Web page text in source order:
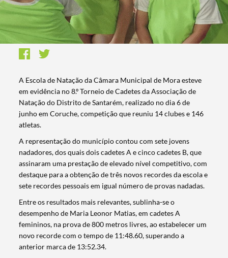
A Escola de Natação da Câmara Municipal de Mora esteve
em evidência no 8.º Torneio de Cadetes da Associação de
Natação do Distrito de Santarém, realizado no dia 6 de
junho em Coruche, competição que reuniu 14 clubes e 146
atletas.
A representação do município contou com sete jovens
nadadores, dos quais dois cadetes A e cinco cadetes B, que
assinaram uma prestação de elevado nível competitivo, com
destaque para a obtenção de três novos recordes da escola e
sete recordes pessoais em igual número de provas nadadas.
Entre os resultados mais relevantes, sublinha-se o
desempenho de Maria Leonor Matias, em cadetes A
femininos, na prova de 800 metros livres, ao estabelecer um
novo recorde com o tempo de 11:48.60, superando a
anterior marca de 13:52.34.